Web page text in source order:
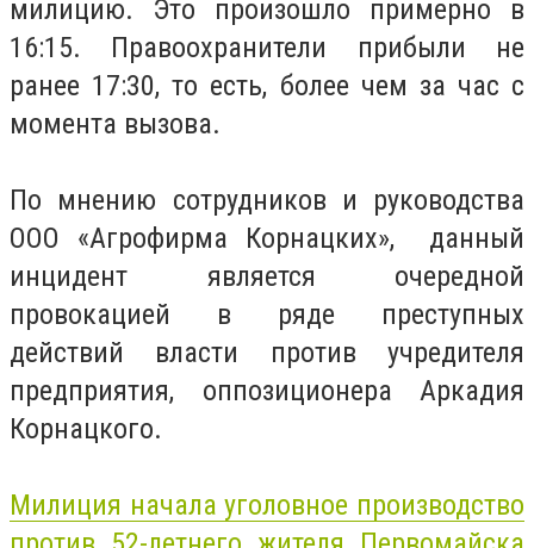
милицию. Это произошло примерно в
16:15. Правоохранители прибыли не
ранее 17:30, то есть, более чем за час с
момента вызова.
По мнению сотрудников и руководства
ООО «Агрофирма Корнацких», данный
инцидент является очередной
провокацией в ряде преступных
действий власти против учредителя
предприятия, оппозиционера Аркадия
Корнацкого.
Милиция начала уголовное производство